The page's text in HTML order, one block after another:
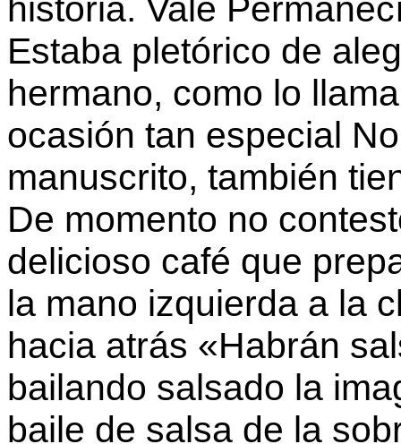
historia. Vale
Estaba pletórico de
hermano, como lo
ocasión tan especial
manuscrito, también
De momento no
delicioso café que
la mano izquierda a la
hacia atrás «Habrán
bailando salsado la
baile de salsa de la